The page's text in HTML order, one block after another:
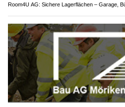
Room4U AG: Sichere Lagerflächen – Garage,